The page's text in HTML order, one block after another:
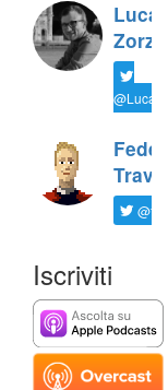
Luca
Zorzi
Iscriviti